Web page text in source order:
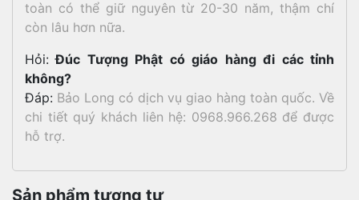
toàn có thể giữ nguyên từ 20-30 năm, thậm chí
còn lâu hơn nữa.
Hỏi: Đúc Tượng Phật có giáo hàng đi các tỉnh
không?
Đáp: Bảo Long có dịch vụ giao hàng toàn quốc. Về
chi tiết quý khách liên hệ: 0968.966.268 để được
hỗ trợ.
Sản phẩm tương tự